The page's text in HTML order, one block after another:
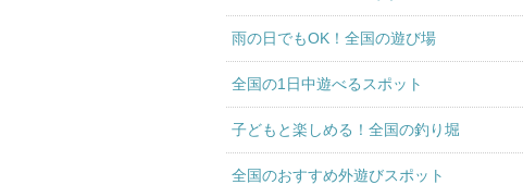
雨の日でもOK！全国の遊び場
全国の1日中遊べるスポット
子どもと楽しめる！全国の釣り堀
全国のおすすめ外遊びスポット